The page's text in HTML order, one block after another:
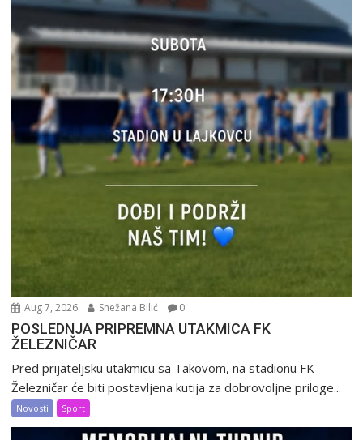
Aug 7, 2026 Snežana Bilić 0
POSLEDNJA PRIPREMNA UTAKMICA FK
ŽELEZNIČAR
Pred prijateljsku utakmicu sa Takovom, na stadionu FK
Železničar će biti postavljena kutija za dobrovoljne priloge...
Novosti Sport